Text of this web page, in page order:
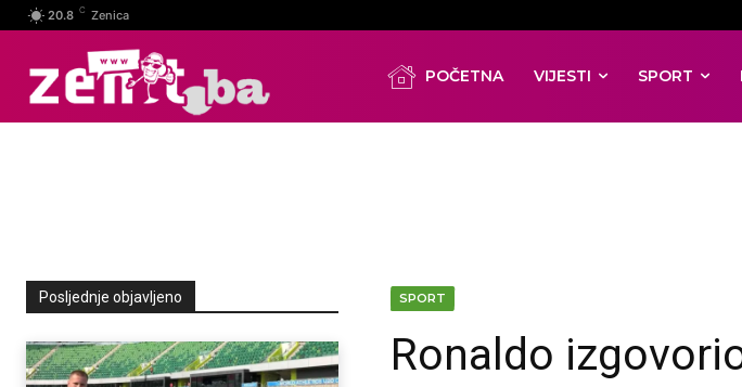
20.8 C Zenica
POČETNA VIJESTI SPORT
Posljednje objavljeno SPORT
Ronaldo